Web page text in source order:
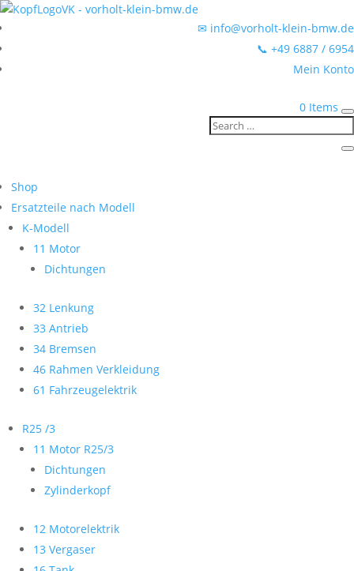
✉ info@vorholt-klein-bmw.de
📞 +49 6887 / 6954
Mein Konto
0 Items
Shop
Ersatzteile nach Modell
K-Modell
11 Motor
Dichtungen
32 Lenkung
33 Antrieb
34 Bremsen
46 Rahmen Verkleidung
61 Fahrzeugelektrik
R25 /3
11 Motor R25/3
Dichtungen
Zylinderkopf
12 Motorelektrik
13 Vergaser